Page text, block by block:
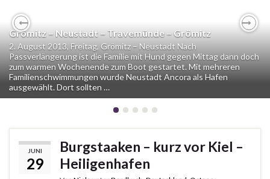
Grömitz – Neustadt – Travemünde – Grömitz
2. August 2013, Freitag, Grömitz – Neustadt Nach
Passverlängerung ist die Familie mit Hund gegen Mittag dann doch
zum warmen Wochenende zum Boot gestartet. Mit mehreren
Familienschwimmungen wurde Neustadt Ancora als Hafen
ausgewählt. Dort sollten …
Previous
JUNI
29
Burgstaaken – kurz vor Kiel –
Heiligenhafen